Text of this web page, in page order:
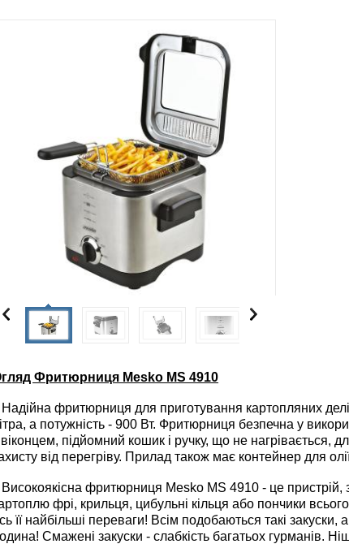
Фритюрниця Mesko MS 4910
фритюрниця для приготування картопляних
а потужність - 900 Вт. Фритюрниця безпечна у
віконцем, підйомний кошик і ручку, що не
від перегріву. Прилад також має контейнер для
фритюрниця Mesko MS 4910 - це
фрі, крильця, цибульні кільця або пончики
її найбільші переваги! Всім подобаються такі
Смажені закуски - слабкість багатьох гурманів.